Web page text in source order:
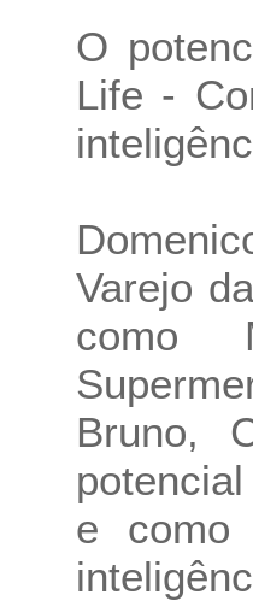
O
Life -
Varejo
como
Bruno,
e como